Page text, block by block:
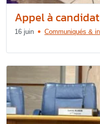
Appel à
16 juin Communiqués &